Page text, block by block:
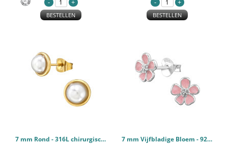
BESTELLEN BESTELLEN
7 mm Rond - 316L chirurgisch roestvrij staal Oorstekers PCJW50142 7 mm Vijfbladige Bloem - 925 sterling zilver Oorstekers Egaal PCJW50104